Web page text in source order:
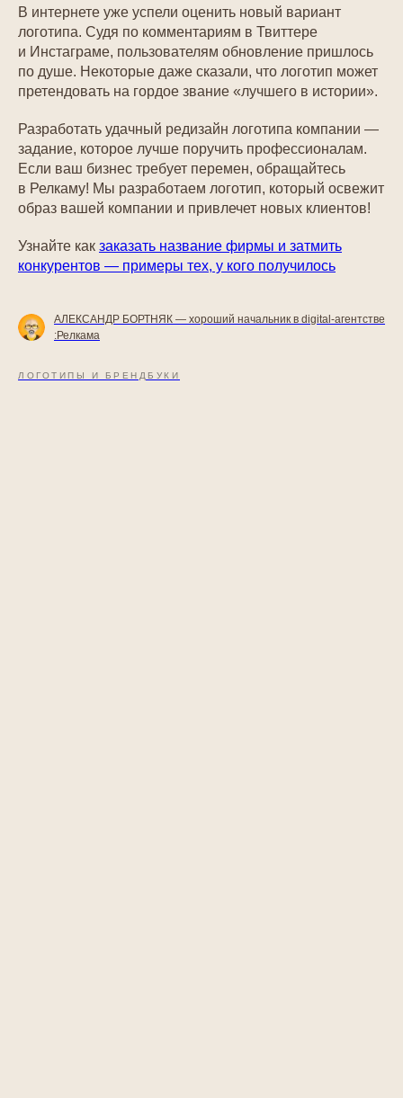
В интернете уже успели оценить новый вариант
логотипа. Судя по комментариям в Твиттере
и Инстаграме, пользователям обновление пришлось
по душе. Некоторые даже сказали, что логотип может
претендовать на гордое звание «лучшего в истории».
Разработать удачный редизайн логотипа компании —
задание, которое лучше поручить профессионалам.
Если ваш бизнес требует перемен, обращайтесь
в Релкаму! Мы разработаем логотип, который освежит
образ вашей компании и привлечет новых клиентов!
Узнайте как заказать название фирмы и затмить
конкурентов — примеры тех, у кого получилось
АЛЕКСАНДР БОРТНЯК — хороший начальник в digital-агентстве
:Релкама
ЛОГОТИПЫ И БРЕНДБУКИ